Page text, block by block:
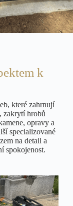
k
které zahrnují
zakrytí hrobů
opravy a
specializované
na detail a
spokojenost.